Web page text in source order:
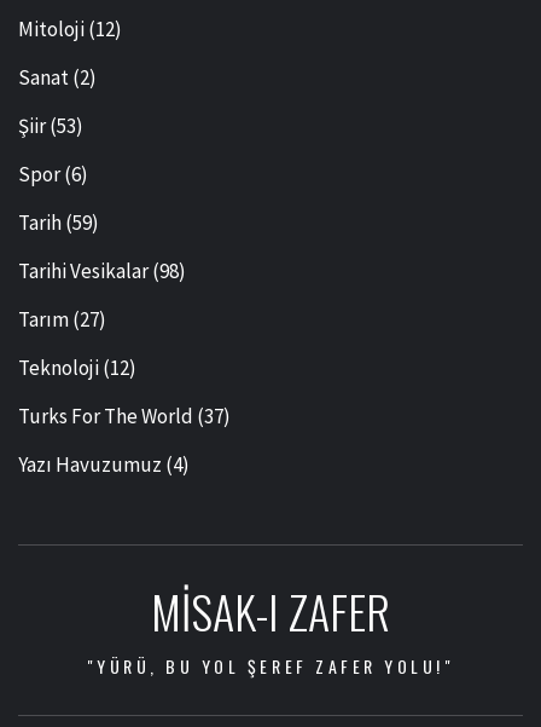
Mitoloji(12)
Sanat(2)
Şiir(53)
Spor(6)
Tarih(59)
Tarihi Vesikalar(98)
Tarım(27)
Teknoloji(12)
Turks For The World (37)
Yazı Havuzumuz (4)
MISAK-I ZAFER
"YÜRÜ, BU YOL ŞEREF ZAFER YOLU!"